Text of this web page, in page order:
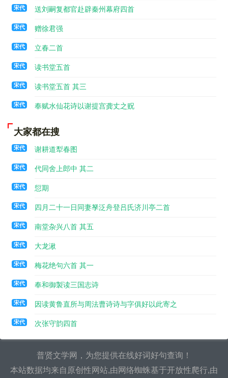
宋代 送刘嗣复都官赴辟秦州幕府四首
宋代 赠徐君强
宋代 立春二首
宋代 读书堂五首
宋代 读书堂五首 其三
宋代 奉赋水仙花诗以谢提宫龚丈之贶
大家都在搜
宋代 谢耕道犁春图
宋代 代同舍上郎中 其二
宋代 愆期
宋代 四月二十一日同妻孥泛舟登吕氏济川亭二首
宋代 南堂杂兴八首 其五
宋代 大龙湫
宋代 梅花绝句六首 其一
宋代 奉和御製读三国志诗
宋代 因读黄鲁直所与周法曹诗诗与字俱好以此寄之
宋代 次张守韵四首
普贤文学网，为您提供在线好词好句查询！
本站数据均来自原创性网站,由网络蜘蛛基于开放性爬行,由